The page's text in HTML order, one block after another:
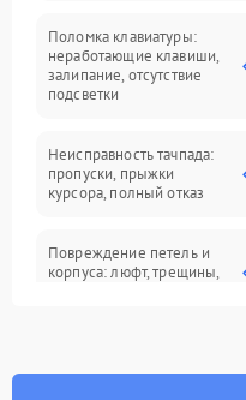
Интерфейсные проблемы
Батарея
Сеть и интернет
Поломка клавиатуры:
неработающие клавиши,
залипание, отсутствие
подсветки
Неисправность тачпада:
пропуски, прыжки
курсора, полный отказ
Повреждение петель и
корпуса: люфт, трещины,
быстрая разрядка,